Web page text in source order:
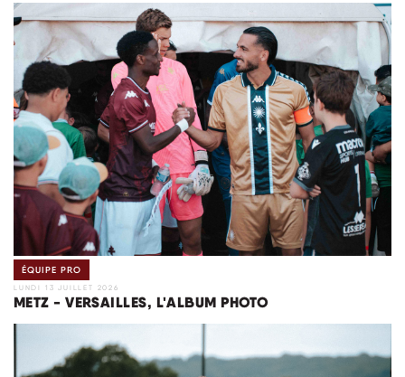
ÉQUIPE PRO
LUNDI 13 JUILLET 2026
METZ - VERSAILLES, L'ALBUM PHOTO